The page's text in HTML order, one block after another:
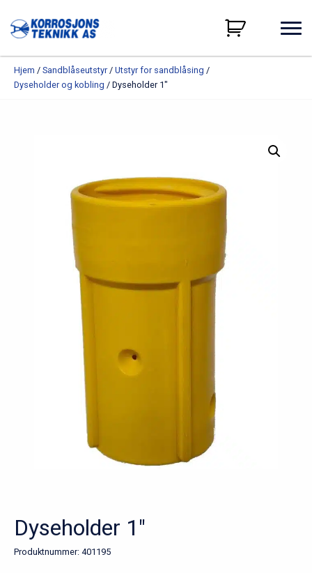
Hjem / Sandblåseutstyr/ Utstyr for sandblåsing /
Dyseholder og kobling / Dyseholder 1″
Dyseholder 1″
Produktnummer: 401195